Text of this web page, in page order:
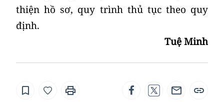
thiện hồ sơ, quy trình thủ tục theo quy
định.
Tuệ Minh